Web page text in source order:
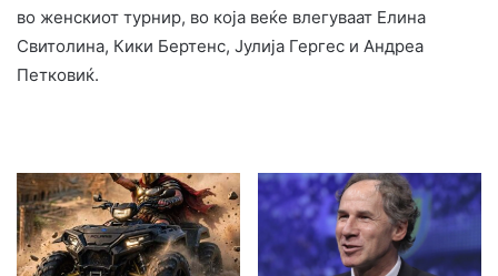
во женскиот турнир, во која веќе влегуваат Елина
Свитолина, Кики Бертенс, Јулија Гергес и Андреа
Петковиќ.